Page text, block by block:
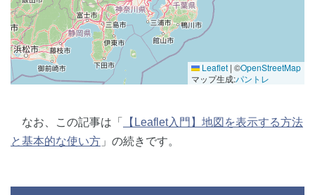
Leaflet | ©OpenStreetMap
マップ生成:パントレ
なお、この記事は「
【Leaflet入門】地図を表示する方法
と基本的な使い方 」の続きです。